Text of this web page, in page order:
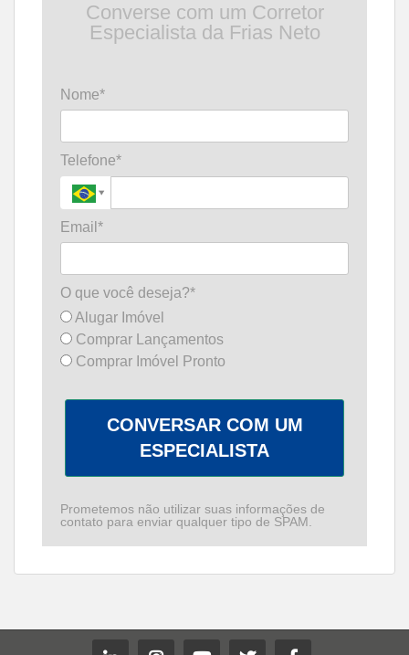
Converse com um Corretor
Especialista da Frias Neto
Nome*
Telefone*
Email*
O que você deseja?*
Alugar Imóvel
Comprar Lançamentos
Comprar Imóvel Pronto
CONVERSAR COM UM
ESPECIALISTA
Prometemos não utilizar suas informações de
contato para enviar qualquer tipo de SPAM.